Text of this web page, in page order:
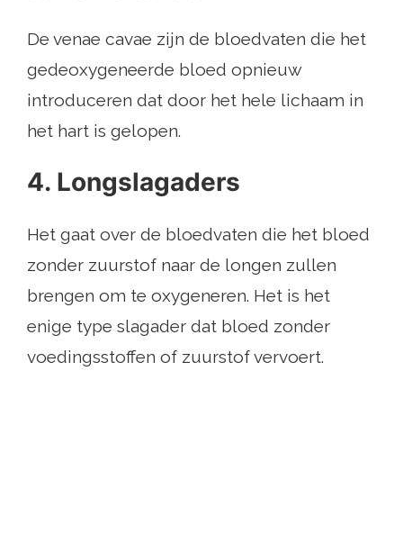
De venae cavae zijn de bloedvaten die het
gedeoxygeneerde bloed opnieuw
introduceren dat door het hele lichaam in
het hart is gelopen.
4. Longslagaders
Het gaat over de bloedvaten die het bloed
zonder zuurstof naar de longen zullen
brengen om te oxygeneren. Het is het
enige type slagader dat bloed zonder
voedingsstoffen of zuurstof vervoert.